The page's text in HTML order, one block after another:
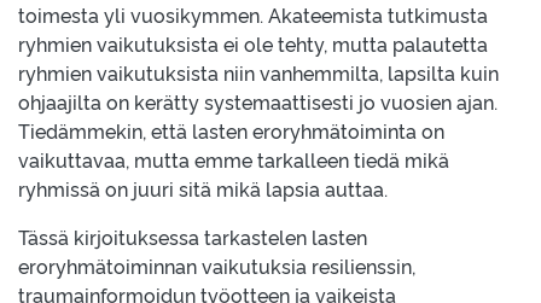
toimesta yli vuosikymmen. Akateemista tutkimusta
ryhmien vaikutuksista ei ole tehty, mutta palautetta
ryhmien vaikutuksista niin vanhemmilta, lapsilta kuin
ohjaajilta on kerätty systemaattisesti jo vuosien ajan.
Tiedämmekin, että lasten eroryhmätoiminta on
vaikuttavaa, mutta emme tarkalleen tiedä mikä
ryhmissä on juuri sitä mikä lapsia auttaa.
Tässä kirjoituksessa tarkastelen lasten
eroryhmätoiminnan vaikutuksia resilienssin,
traumainformoidun työotteen ja vaikeista